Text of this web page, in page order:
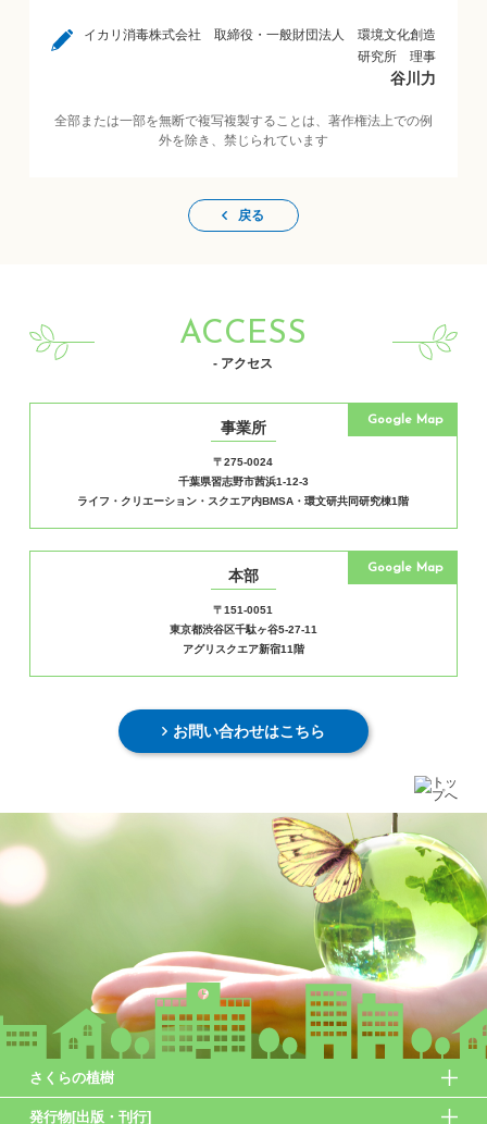
イカリ消毒株式会社 取締役・一般財団法人 環境文化創造
研究所 理事
谷川力
全部または一部を無断で複写複製することは、著作権法上での例
外を除き、禁じられています
戻る
ACCESS
- アクセス
事業所
〒275-0024
千葉県習志野市茜浜1-12-3
ライフ・クリエーション・スクエア内BMSA・環文研共同研究棟1階
Google Map
本部
〒151-0051
東京都渋谷区千駄ヶ谷5-27-11
アグリスクエア新宿11階
Google Map
お問い合わせはこちら
さくらの植樹
発行物[出版・刊行]